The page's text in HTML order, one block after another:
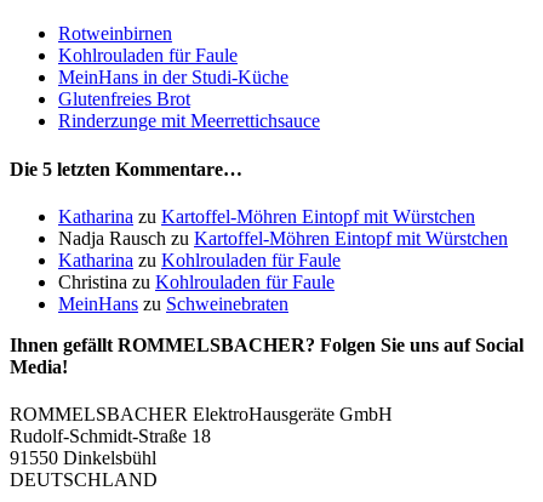
Rotweinbirnen
Kohlrouladen für Faule
MeinHans in der Studi-Küche
Glutenfreies Brot
Rinderzunge mit Meerrettichsauce
Die 5 letzten Kommentare…
Katharina zu Kartoffel-Möhren Eintopf mit Würstchen
Nadja Rausch zu Kartoffel-Möhren Eintopf mit Würstchen
Katharina zu Kohlrouladen für Faule
Christina zu Kohlrouladen für Faule
MeinHans zu Schweinebraten
Ihnen gefällt ROMMELSBACHER? Folgen Sie uns auf Social
Media!
ROMMELSBACHER ElektroHausgeräte GmbH
Rudolf-Schmidt-Straße 18
91550 Dinkelsbühl
DEUTSCHLAND